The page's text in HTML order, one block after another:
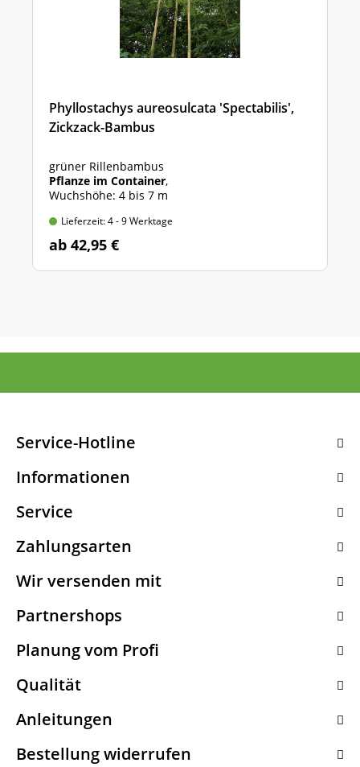
Phyllostachys aureosulcata 'Spectabilis',
Zickzack-Bambus
grüner Rillenbambus
Pflanze im Container,
Wuchshöhe: 4 bis 7 m
Lieferzeit: 4 - 9 Werktage
ab 42,95 €
Service-Hotline
Informationen
Service
Zahlungsarten
Wir versenden mit
Partnershops
Planung vom Profi
Qualität
Anleitungen
Bestellung widerrufen